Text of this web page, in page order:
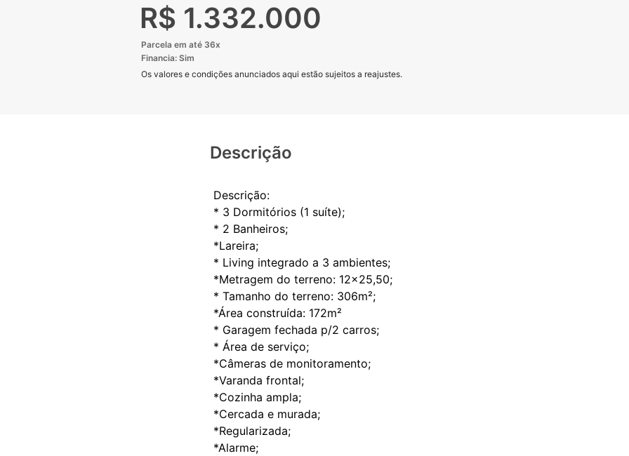
R$ 1.332.000
Parcela em até 36x
Financia: Sim
Os valores e condições anunciados aqui estão sujeitos a reajustes.
Descrição
Descrição:
* 3 Dormitórios (1 suíte);
* 2 Banheiros;
*Lareira;
* Living integrado a 3 ambientes;
*Metragem do terreno: 12x25,50;
* Tamanho do terreno: 306m²;
*Área construída: 172m²
* Garagem fechada p/2 carros;
* Área de serviço;
*Câmeras de monitoramento;
*Varanda frontal;
*Cozinha ampla;
*Cercada e murada;
*Regularizada;
*Alarme;